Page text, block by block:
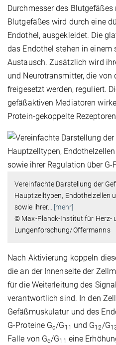
Durchmesser des
Blutgefäßes wird durch eine
Endothel, ausgekleidet. Die
das Endothel stehen in einem
Austausch. Zusätzlich wird
und Neurotransmitter, die von
freigesetzt werden, reguliert.
gefäßaktiven Mediatoren
Protein-gekoppelte
Vereinfachte Darstellung der
Hauptzelltypen, Endothelzellen
sowie ihrer…
[mehr]
© Max-Planck-Institut für Herz-
Lungenforschung/Offermanns
Nach Aktivierung koppeln
die an der Innenseite der
für die Weiterleitung des
verantwortlich sind. In den
Gefäßmuskulatur und des
G-Proteine Gq/G 11 und G12 /G
Falle von Gq/G11 eine